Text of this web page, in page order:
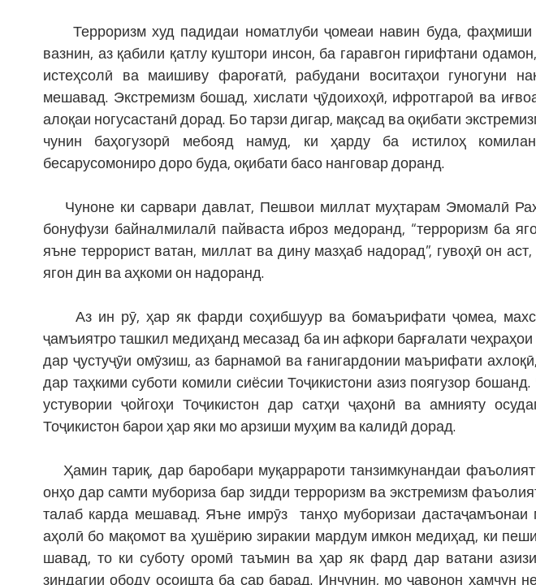
Терроризм худ падидаи номатлуби ҷомеаи навин буда, фаҳмиши
вазнин, аз қабили қатлу куштори инсон, ба гаравгон гирифтани
истеҳсолӣ ва маишиву фароғатӣ, рабудани воситаҳои гуногуни
мешавад. Экстремизм бошад, хислати ҷӯдоихоҳӣ, ифротгароӣ ва
алоқаи ногусастанӣ дорад. Бо тарзи дигар, мақсад ва оқибати
чунин баҳогузорӣ мебояд намуд, ки ҳарду ба истилоҳ
бесарусомониро доро буда, оқибати басо нанговар доранд.
Чуноне ки сарвари давлат, Пешвои миллат муҳтарам Эмомалӣ
бонуфузи байналмилалӣ пайваста иброз медоранд, “терроризм ба
яъне террорист ватан, миллат ва дину мазҳаб надорад”, гувоҳӣ он
ягон дин ва аҳкоми он надоранд.
Аз ин рӯ, ҳар як фарди соҳибшуур ва бомаърифати ҷомеа,
ҷамъиятро ташкил медиҳанд месазад ба ин афкори барғалати
дар ҷустуҷӯи омӯзиш, аз барнамоӣ ва ғанигардонии маърифати
дар таҳкими суботи комили сиёсии Тоҷикистони азиз поягузор
устувории ҷойгоҳи Тоҷикистон дар сатҳи ҷаҳонӣ ва амнияту
Тоҷикистон барои ҳар яки мо арзиши муҳим ва калидӣ дорад.
Ҳамин тариқ, дар баробари муқаррароти танзимкунандаи
онҳо дар самти мубориза бар зидди терроризм ва экстремизм
талаб карда мешавад. Яъне имрӯз танҳо муборизаи дастаҷамъонаи
аҳолӣ бо мақомот ва ҳушёрию зиракии мардум имкон медиҳад, ки
шавад, то ки суботу оромӣ таъмин ва ҳар як фард дар ватани
зиндагии ободу осоишта ба сар барад. Инчунин, мо ҷавонон ҳамчун